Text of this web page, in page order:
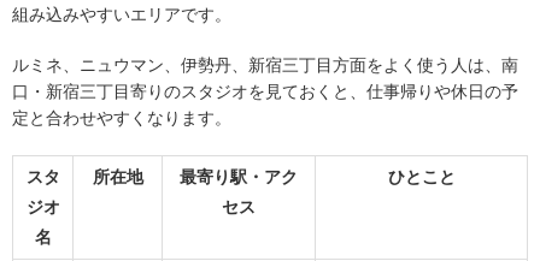
組み込みやすいエリアです。
ルミネ、ニュウマン、伊勢丹、新宿三丁目方面をよく使う人は、南
口・新宿三丁目寄りのスタジオを見ておくと、仕事帰りや休日の予
定と合わせやすくなります。
スタ
ジオ
名
所在地
最寄り駅・アク
セス
ひとこと